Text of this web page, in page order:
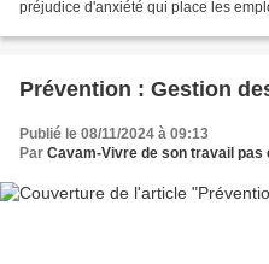
préjudice d'anxiété qui place les
Prévention : Gestion
Publié le 08/11/2024 à 09:13
Par Cavam-Vivre de son travail pas